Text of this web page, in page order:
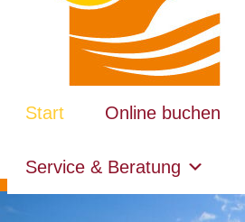
Start Online buchen
Service & Beratung